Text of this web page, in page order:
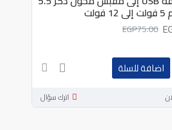
EGP75.00
اضافة للسلة
اترك سؤال